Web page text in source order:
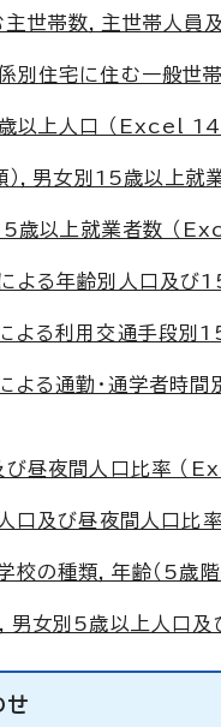
帯数，主世帯人員
別住宅に住む一般世
以上人口 （Excel
），男女別15歳以上
歳以上就業者数 （
よる年齢別人口及び
る利用交通手段別
る通勤・通学者時間
昼夜間人口比率 （
口及び昼夜間人口
の種類，年齢（5歳
女別5歳以上人口
せ